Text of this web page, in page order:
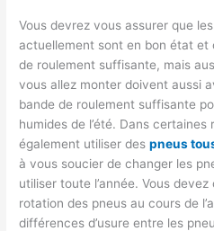
Vous devrez vous assurer que
actuellement sont en bon état et
de roulement suffisante, mais
vous allez monter doivent aussi
bande de roulement suffisante
humides de l’été. Dans
également utiliser despneus
à vous soucier de changer les
utiliser toute l’année. Vous
rotation des pneus au cours de
différences d’usure entre les